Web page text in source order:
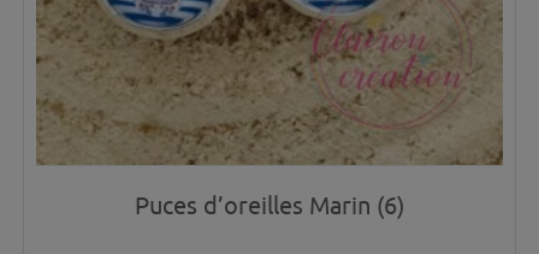
Puces d’oreilles Marin (6)